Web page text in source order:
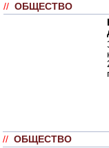
// ОБЩЕСТВО
// ОБЩЕСТВО